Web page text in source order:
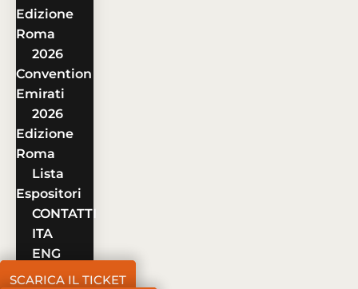
Edizione
Roma
2026
Convention
Emirati
2026
Edizione
Roma
Lista
Espositori
CONTATTI
ITA
ENG
SCARICA IL TICKET